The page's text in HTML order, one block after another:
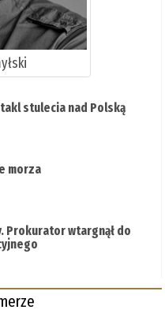
stulecia nad Polską
morza
Prokurator wtargnął do